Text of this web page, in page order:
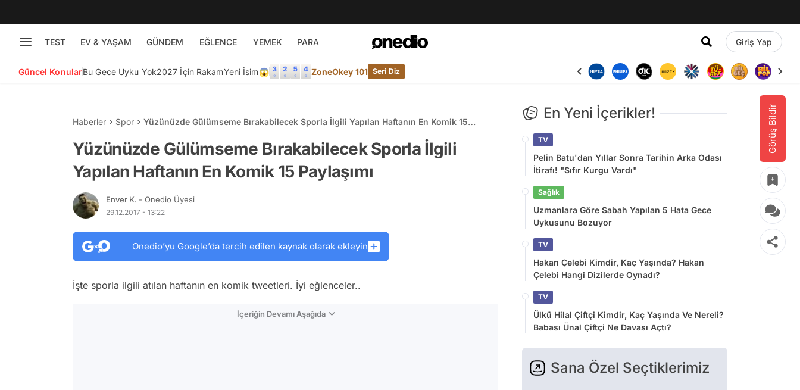
TEST EV & YAŞAM GÜNDEM EĞLENCE YEMEK PARA Giriş Yap
Güncel KonularBu Gece Uyku Yok2027 İçin RakamYeni İsim😱 ZoneOkey 101 Seri Diz
Görüş Bildir
Haberler Spor
Yüzünüzde Gülümseme Bırakabilecek Sporla İlgili Yapılan Haftanın En Komik 15
Yüzünüzde Gülümseme Bırakabilecek Sporla İlgili
Yapılan Haftanın En Komik 15 Paylaşımı
Enver K. - Onedio Üyesi
29.12.2017 - 13:22
Onedio’yu Google’da tercih edilen kaynak olarak ekleyin
İşte sporla ilgili atılan haftanın en komik tweetleri. İyi eğlenceler..
İçeriğin Devamı Aşağıda
En Yeni İçerikler!
TV
Pelin Batu'dan Yıllar Sonra Tarihin Arka Odası
İtirafı! "Sıfır Kurgu Vardı"
Sağlık
Uzmanlara Göre Sabah Yapılan 5 Hata Gece
Uykusunu Bozuyor
TV
Hakan Çelebi Kimdir, Kaç Yaşında? Hakan
Çelebi Hangi Dizilerde Oynadı?
TV
Ülkü Hilal Çiftçi Kimdir, Kaç Yaşında Ve Nereli?
Babası Ünal Çiftçi Ne Davası Açtı?
Sana Özel Seçtiklerimiz